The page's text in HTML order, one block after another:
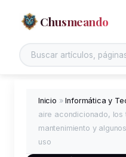
Chusmeando
Inicio »Informática y
aire acondicionado, los
mantenimiento y
uso